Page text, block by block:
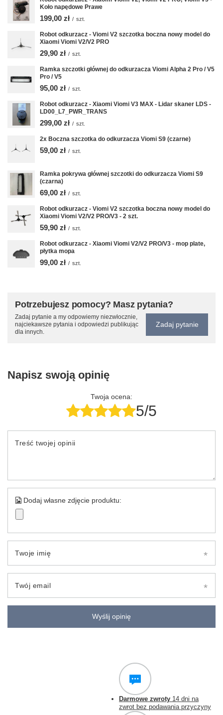
Koło napędowe Prawe
199,00 zł / szt.
Robot odkurzacz - Viomi V2 szczotka boczna nowy model do
Xiaomi Viomi V2/V2 PRO
29,90 zł / szt.
Ramka szczotki głównej do odkurzacza Viomi Alpha 2 Pro / V5
Pro / V5
95,00 zł / szt.
Robot odkurzacz - Xiaomi Viomi V3 MAX - Lidar skaner LDS -
LD00_L7_PWR_TRANS
299,00 zł / szt.
2x Boczna szczotka do odkurzacza Viomi S9 (czarne)
59,00 zł / szt.
Ramka pokrywa głównej szczotki do odkurzacza Viomi S9
(czarna)
69,00 zł / szt.
Robot odkurzacz - Viomi V2 szczotka boczna nowy model do
Xiaomi Viomi V2/V2 PRO/V3 - 2 szt.
59,90 zł / szt.
Robot odkurzacz - Xiaomi Viomi V2/V2 PRO/V3 - mop plate,
płytka mopa
99,00 zł / szt.
Potrzebujesz pomocy? Masz pytania?
Zadaj pytanie a my odpowiemy niezwłocznie,
najciekawsze pytania i odpowiedzi publikując
dla innych.
Zadaj pytanie
Napisz swoją opinię
Twoja ocena:
5/5
Treść twojej opinii
Dodaj własne zdjęcie produktu:
Twoje imię
Twój email
Wyślij opinię
Darmowe zwroty 14 dni na
zwrot bez podawania przyczyny